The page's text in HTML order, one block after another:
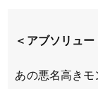
＜アブソリュ
あの悪名高き